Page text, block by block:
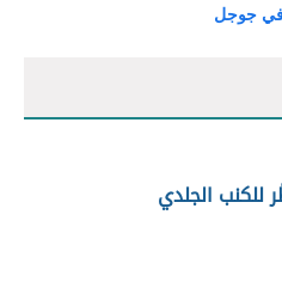
جوجل
الجلدي